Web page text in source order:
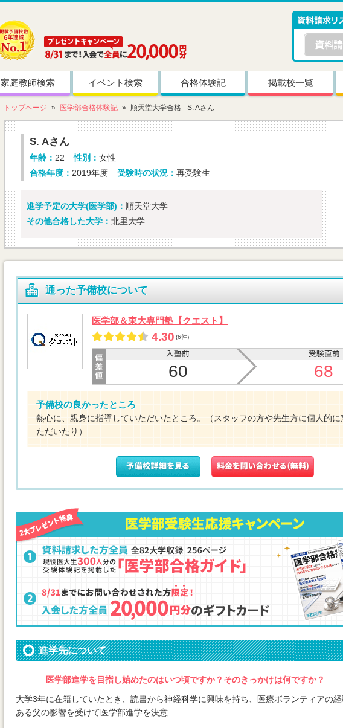
家庭教師検索 イベント検索 合格体験記 掲載校一覧
トップページ 医学部合格体験記 順天堂大学合格 - S. Aさん
S. Aさん
年齢：22 性別： 女性
合格年度： 2019年度 受験時の状況：再受験生
進学予定の大学(医学部)： 順天堂大学
その他合格した大学： 北里大学
通った予備校について
医学部＆東大専門塾【クエスト】
4.30 (6件)
60 68
予備校の良かったところ
熱心に、親身に指導していただいたところ。（スタッフの方や先生方に個人的
ただいたり）
進学先について
医学部進学を目指し始めたのはいつ頃ですか？そのきっかけは何ですか？
大学3年に在籍していたとき、読書から神経科学に興味を持ち、医療ボランティアの
ある父の影響を受けて医学部進学を決意